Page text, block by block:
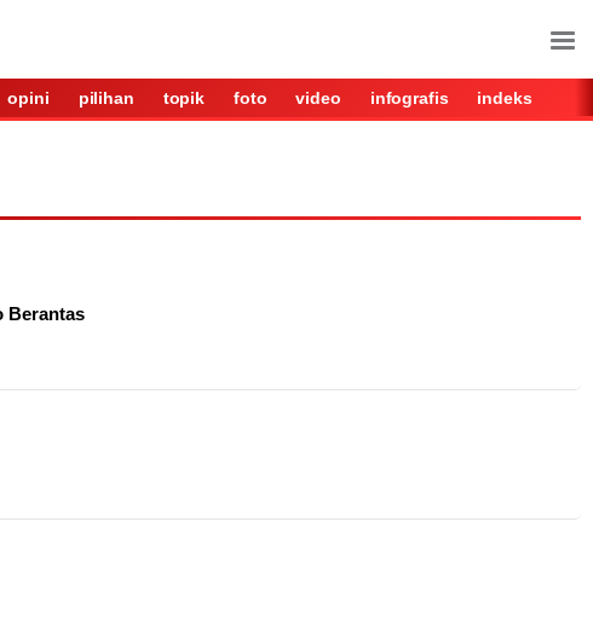
opini pilihan topik foto video infografis indeks
Berantas